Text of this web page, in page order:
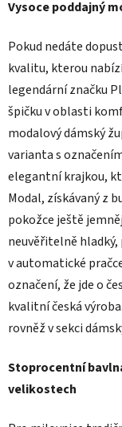
Vysoce poddajný
Pokud nedáte
kvalitu, kterou
legendární značku
špičku v oblasti
modalový dámský
varianta s
elegantní krajkou,
Modal, získávaný z
pokožce ještě
neuvěřitelně
v automatické
označení, že jde o
kvalitní česká
rovněž v sekci
Stoprocentní
velikostech